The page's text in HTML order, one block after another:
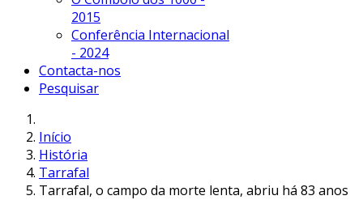
2015
Conferência Internacional
- 2024
Contacta-nos
Pesquisar
Início
História
Tarrafal
Tarrafal, o campo da morte lenta, abriu há 83 anos